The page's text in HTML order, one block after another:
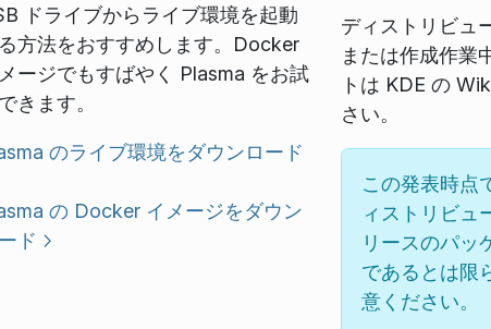
ドライブからライブ環境を起動
方法をおすすめします。Docker
ージでもすばやく Plasma をお試
きます。
のライブ環境をダウンロード
の Docker イメージをダウン
ド
ディストリビュ
または作成作業
トは KDE の
さい。
この発表時点
ィストリビュ
リースのパッ
であるとは限
意ください。